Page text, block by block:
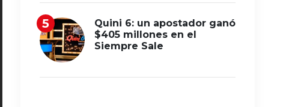
Quini 6: un apostador ganó
$405 millones en el
Siempre Sale